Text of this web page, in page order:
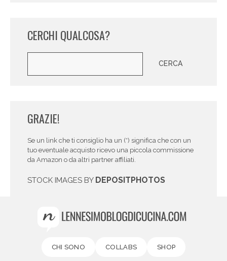
CERCHI QUALCOSA?
CERCA
GRAZIE!
Se un link che ti consiglio ha un (*) significa che con un
tuo eventuale acquisto ricevo una piccola commissione
da Amazon o da altri partner affiliati.
STOCK IMAGES BY DEPOSITPHOTOS
CHI SONO COLLABS SHOP